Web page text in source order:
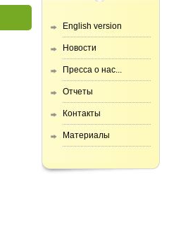
English version
Новости
Пресса о нас...
Отчеты
Контакты
Материалы